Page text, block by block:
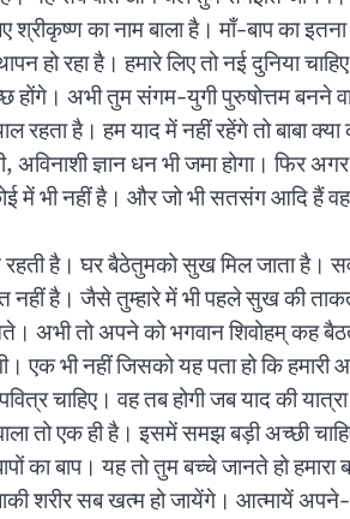
का नाम बाला है। माँ-बाप का
रहा है। हमारे लिए तो नई दुनिया
होंगे। अभी तुम संगम-युगी पुरुषोत्तम बनने
है। हम याद में नहीं रहेंगे तो बाबा
ज्ञान धन भी जमा होगा। फिर
में भी नहीं है। और जो भी सतसंग आदि हैं वह
रहती है। घर बैठेतुमको सुख मिल जाता
जैसे तुम्हारे में भी पहले सुख की ताकत
तो अपने को भगवान शिवोहम् कह
भी नहीं जिसको यह पता हो कि हमारी
चाहिए। वह तब होगी जब याद की
एक ही है। इसमें समझ बड़ी अच्छी
का बाप। यह तो तुम बच्चे जानते हो
शरीर सब खत्म हो जायेंगे। आत्मायें